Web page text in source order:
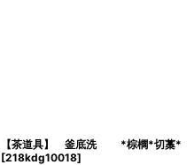
【茶道具】 釜底洗 *棕櫚*切藁*
[218kdg10018]